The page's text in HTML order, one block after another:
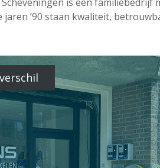
’90 staan kwaliteit,